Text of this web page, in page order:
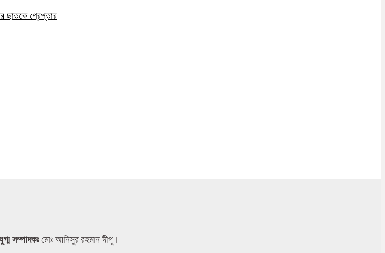
ছাতকে গ্রেপ্তার
সম্পাদকঃমোঃ আনিসুর রহমান দীপু।